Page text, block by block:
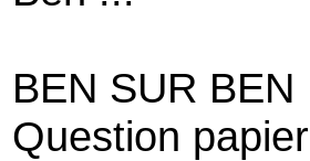
BEN SUR BEN
Question papier